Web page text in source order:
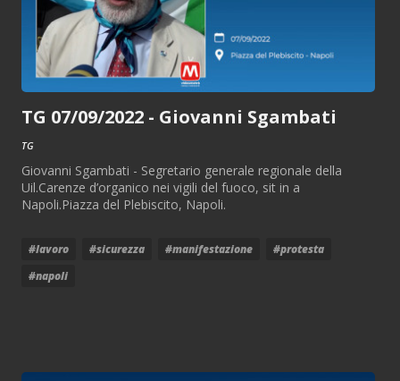
TG 07/09/2022 - Giovanni Sgambati
TG
Giovanni Sgambati - Segretario generale regionale della
Uil.Carenze d’organico nei vigili del fuoco, sit in a
Napoli.Piazza del Plebiscito, Napoli.
#lavoro #sicurezza #manifestazione
#protesta
#napoli